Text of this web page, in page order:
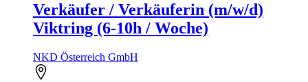
Verkäufer / Verkäuferin (m/w/d)
Viktring (6-10h / Woche)
NKD Österreich GmbH